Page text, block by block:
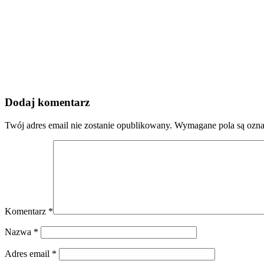
Dodaj komentarz
Twój adres email nie zostanie opublikowany. Wymagane pola są
Komentarz *
Nazwa *
Adres email *